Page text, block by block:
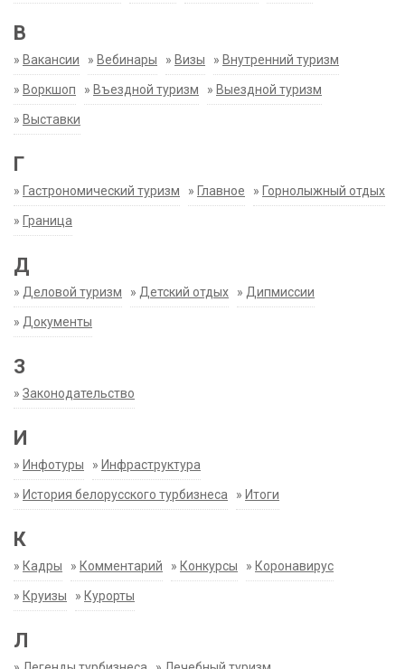
В
» Вакансии » Вебинары » Визы » Внутренний туризм
» Воркшоп » Въездной туризм » Выездной туризм
» Выставки
Г
» Гастрономический туризм » Главное » Горнолыжный отдых
» Граница
Д
» Деловой туризм » Детский отдых » Дипмиссии
» Документы
З
» Законодательство
И
» Инфотуры » Инфраструктура
» История белорусского турбизнеса » Итоги
К
» Кадры » Комментарий » Конкурсы » Коронавирус
» Круизы » Курорты
Л